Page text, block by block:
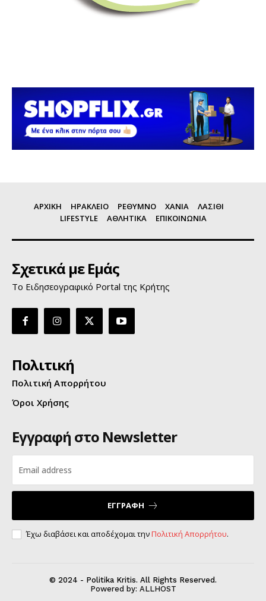
ΑΡΧΙΚΗ ΗΡΑΚΛΕΙΟ ΡΕΘΥΜΝΟ ΧΑΝΙΑ
ΛΑΣΙΘΙ
LIFESTYLE
ΑΘΛΗΤΙΚΑ ΕΠΙΚΟΙΝΩΝΙΑ
Σχετικά με Εμάς
Το Ειδησεογραφικό Portal της Κρήτης
Πολιτική
Πολιτική Απορρήτου
Όροι Χρήσης
Εγγραφή στο Newsletter
ΕΓΓΡΑΦΗ
Έχω διαβάσει και αποδέχομαι τηνΠολιτική Απορρήτου.
© 2024 - Politika Kritis. All Rights Reserved.
Powered by: ALLHOST